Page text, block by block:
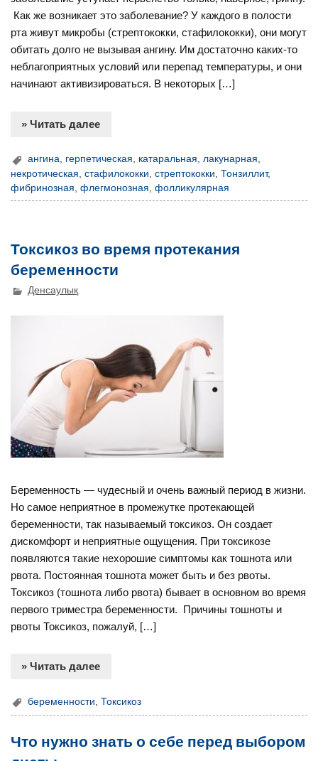
Как же возникает это заболевание? У каждого в полости
рта живут микробы (стрептококки, стафилококки), они могут
обитать долго не вызывая ангину. Им достаточно каких-то
неблагоприятных условий или перепад температуры, и они
начинают активизироваться. В некоторых […]
» Читать далее
ангина, герпетическая, катаральная,лакунарная,
некротическая ,стафилококки ,стрептококки ,Тонзиллит,
фибринозная ,флегмонозная ,фолликулярная
Токсикоз во время протекания
беременности
Денсаулық
Беременность — чудесный и очень важный период в жизни.
Но самое неприятное в промежутке протекающей
беременности, так называемый токсикоз. Он создает
дискомфорт и неприятные ощущения. При токсикозе
появляются такие нехорошие симптомы как тошнота или
рвота. Постоянная тошнота может быть и без рвоты.
Токсикоз (тошнота либо рвота) бывает в основном во время
первого триместра беременности. Причины тошноты и
рвоты Токсикоз, пожалуй, […]
» Читать далее
беременности ,Токсикоз
Что нужно знать о себе перед выбором